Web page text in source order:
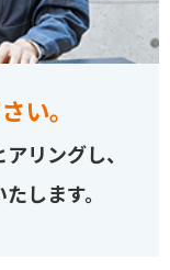
い。
リングし、
します。